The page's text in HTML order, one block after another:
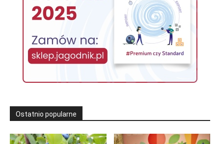
Ostatnio popularne